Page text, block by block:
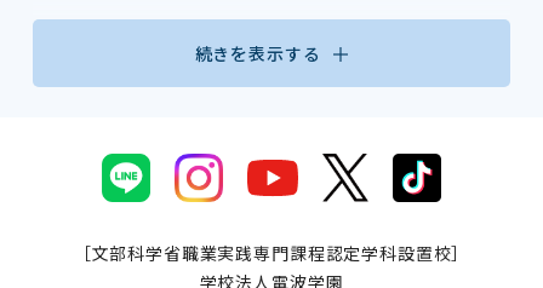
続きを表示する
［文部科学省職業実践専門課程認定学科設置校］
学校法人電波学園